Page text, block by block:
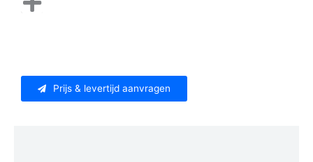
Prijs & levertijd aanvragen